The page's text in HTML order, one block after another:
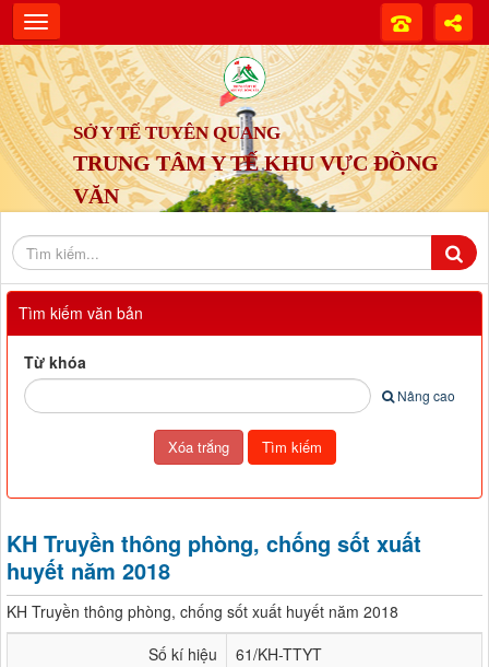
SỞ Y TẾ TUYÊN QUANG
TRUNG TÂM Y TẾ KHU VỰC ĐỒNG
VĂN
Tìm kiếm văn bản
Từ khóa
Nâng cao
KH Truyền thông phòng, chống sốt xuất
huyết năm 2018
KH Truyền thông phòng, chống sốt xuất huyết năm 2018
Số kí hiệu
61/KH-TTYT